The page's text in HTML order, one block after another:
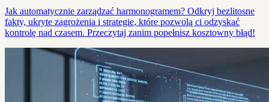
Jak automatycznie zarządzać harmonogramem? Odkryj bezlitosne
fakty, ukryte zagrożenia i strategie, które pozwolą ci odzyskać
kontrolę nad czasem. Przeczytaj zanim popełnisz kosztowny błąd!